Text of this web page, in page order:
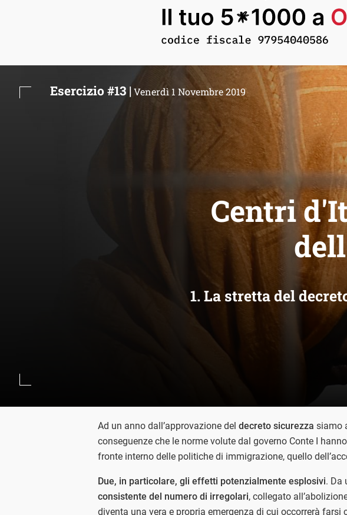
Centri
1. La stretta del
Esercizio #13 |Venerdì 1 Novembre 2019
Ad un anno dall’approvazione del decreto sicurezza siamo
conseguenze che le norme volute dal governo Conte I
fronte interno delle politiche di immigrazione, quello
Due, in particolare, gli effetti potenzialmente esplosivi. Da
consistente del numero di irregolari, collegato
diventa una vera e propria emergenza di cui occorrerà farsi